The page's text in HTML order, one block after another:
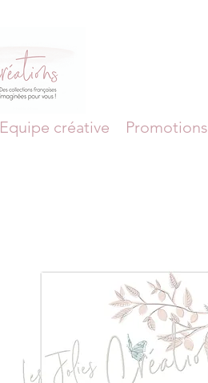
Equipe créative Promotions